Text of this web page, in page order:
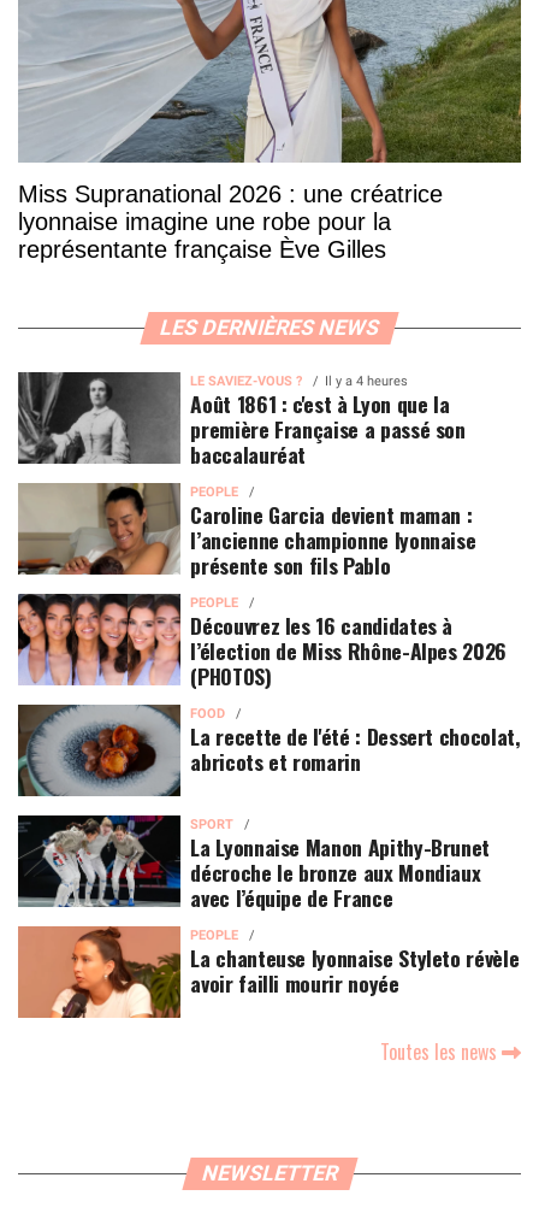
Miss Supranational 2026 : une créatrice
lyonnaise imagine une robe pour la
représentante française Ève Gilles
LES DERNIÈRES NEWS
LE SAVIEZ-VOUS ? Il y a 4 heures
Août 1861 : c'est à Lyon que la
première Française a passé son
baccalauréat
PEOPLE
Caroline Garcia devient maman :
l’ancienne championne lyonnaise
présente son fils Pablo
PEOPLE
Découvrez les 16 candidates à
l’élection de Miss Rhône-Alpes 2026
(PHOTOS)
FOOD
La recette de l'été : Dessert chocolat,
abricots et romarin
SPORT
La Lyonnaise Manon Apithy-Brunet
décroche le bronze aux Mondiaux
avec l’équipe de France
PEOPLE
La chanteuse lyonnaise Styleto révèle
avoir failli mourir noyée
Toutes les news
NEWSLETTER